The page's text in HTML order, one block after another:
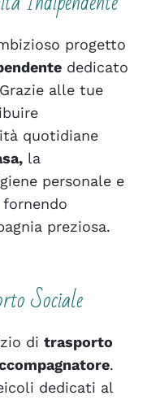
progetto
dedicato
alle tue
quotidiane
la
personale e
fornendo
preziosa.
Sociale
di trasporto
.
dedicati al